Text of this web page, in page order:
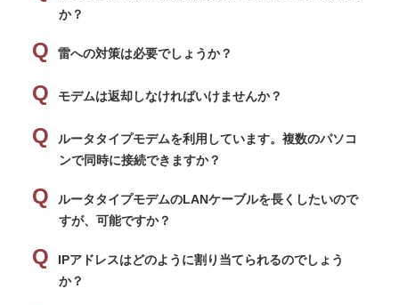
か？
雷への対策は必要でしょうか？
モデムは返却しなければいけませんか？
ルータタイプモデムを利用しています。複数のパソコ
ンで同時に接続できますか？
ルータタイプモデムのLANケーブルを長くしたいので
すが、可能ですか？
IPアドレスはどのように割り当てられるのでしょう
か？